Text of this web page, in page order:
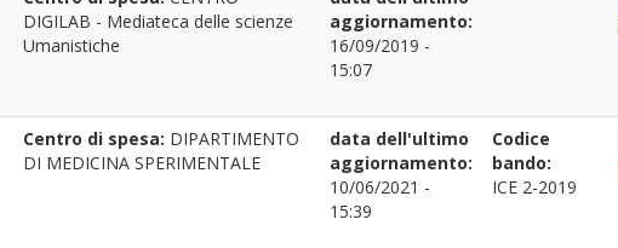
DIGILAB - Mediateca delle scienze
Umanistiche
aggiornamento:
16/09/2019 -
15:07
Centro di spesa: DIPARTIMENTO
DI MEDICINA SPERIMENTALE
data dell'ultimo
aggiornamento:
10/06/2021 -
15:39
Codice
bando:
ICE 2-2019